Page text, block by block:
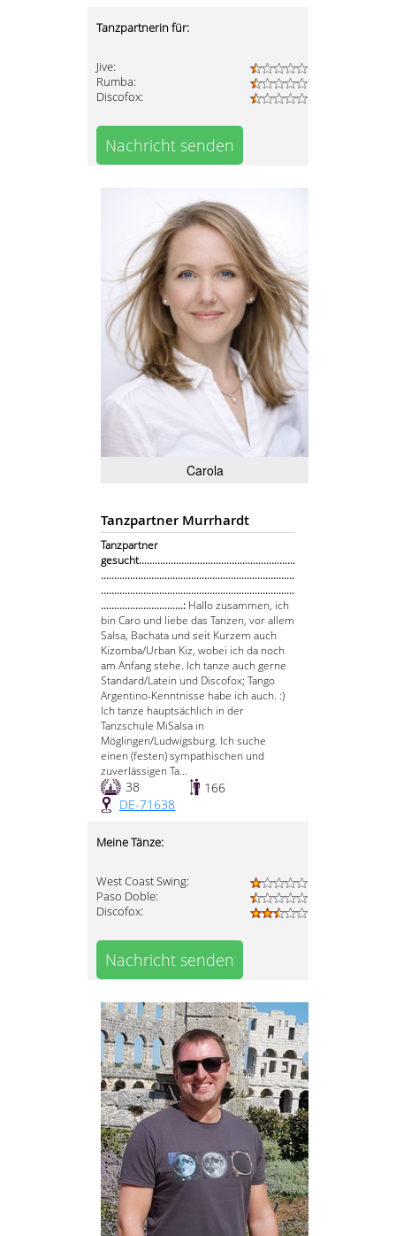
Tanzpartnerin für:
Jive:
Rumba:
Discofox:
Nachricht senden
Carola
Tanzpartner Murrhardt
Tanzpartner
gesucht...........................................................
.........................................................................
.........................................................................
...............................: Hallo zusammen, ich
bin Caro und liebe das Tanzen, vor allem
Salsa, Bachata und seit Kurzem auch
Kizomba/Urban Kiz, wobei ich da noch
am Anfang stehe. Ich tanze auch gerne
Standard/Latein und Discofox; Tango
Argentino-Kenntnisse habe ich auch. :)
Ich tanze hauptsächlich in der
Tanzschule MiSalsa in
Möglingen/Ludwigsburg. Ich suche
einen (festen) sympathischen und
zuverlässigen Ta...
38
166
DE-71638
Meine Tänze:
West Coast Swing:
Paso Doble:
Discofox:
Nachricht senden